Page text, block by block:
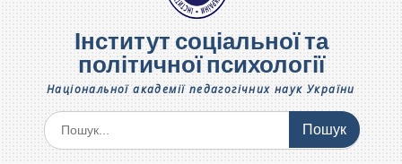
Інститут соціальної та
політичної психології
Національної академії педагогічних наук України
Шукати: